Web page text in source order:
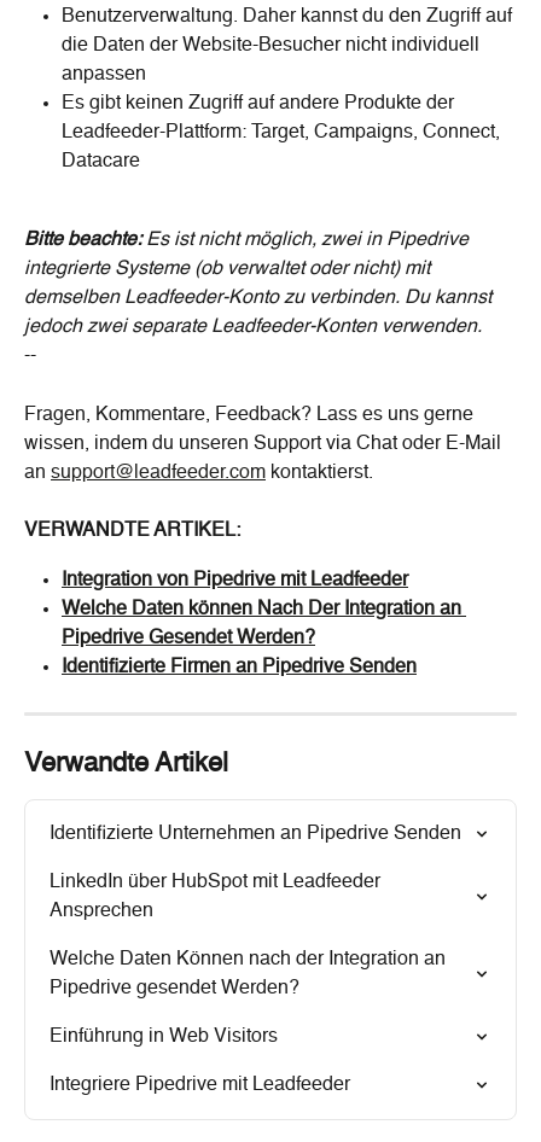
Benutzerverwaltung. Daher kannst du den Zugriff auf
die Daten der Website-Besucher nicht individuell
anpassen
Es gibt keinen Zugriff auf andere Produkte der
Leadfeeder-Plattform: Target, Campaigns, Connect,
Datacare
Bitte beachte: Es ist nicht möglich, zwei in Pipedrive
integrierte Systeme (ob verwaltet oder nicht) mit
demselben Leadfeeder-Konto zu verbinden. Du kannst
jedoch zwei separate Leadfeeder-Konten verwenden.
--
Fragen, Kommentare, Feedback? Lass es uns gerne
wissen, indem du unseren Support via Chat oder E-Mail
an support@leadfeeder.com kontaktierst.
VERWANDTE ARTIKEL:
Integration von Pipedrive mit Leadfeeder
Welche Daten können Nach Der Integration an
Pipedrive Gesendet Werden?
Identifizierte Firmen an Pipedrive Senden
Verwandte Artikel
Identifizierte Unternehmen an Pipedrive Senden
LinkedIn über HubSpot mit Leadfeeder
Ansprechen
Welche Daten Können nach der Integration an
Pipedrive gesendet Werden?
Einführung in Web Visitors
Integriere Pipedrive mit Leadfeeder